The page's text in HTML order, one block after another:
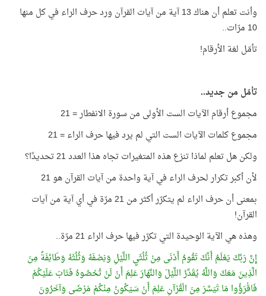
وأنت تعلم أن هناك 13 آية من آيات القرآن ورد حرف الراء في كل منها
10 مرّات..
تأمّل لغة الأرقام!
تأمّل من جديد..
مجموع أرقام الآيات الست الأولى من سورة الانفطار = 21
مجموع كلمات الآيات الست التي لم يرد فيها حرف الراء = 21
ولكن هل تعلم لماذا تنزع هذه المتغيرات تجاه هذا العدد 21 تحديدًا؟
لأن أكبر تكرار لحرف الراء في آية واحدة من آيات القرآن هو 21
بمعنى أن حرف الراء لم يتكرّر أكثر من 21 مرّة في أي آية من آيات
القرآن!
وهذه هي الآية الوحيدة التي تكرّر فيها حرف الراء 21 مرّة..
إِنَّ رَبَّكَ يَعْلَمُ أَنَّكَ تَقُومُ أَدْنَى مِنْ ثُلُثَيِ اللَّيْلِ وَنِصْفَهُ وَثُلُثَهُ وَطَائِفَةٌ مِنَ
الَّذِينَ مَعَكَ وَاللَّهُ يُقَدِّرُ اللَّيْلَ وَالنَّهَارَ عَلِمَ أَنْ لَنْ تُحْصُوهُ فَتَابَ عَلَيْكُمْ
فَاقْرَؤُوا مَا تَيَسَّرَ مِنَ الْقُرْآنِ عَلِمَ أَنْ سَيَكُونُ مِنْكُمْ مَرْضَى وَآخَرُونَ